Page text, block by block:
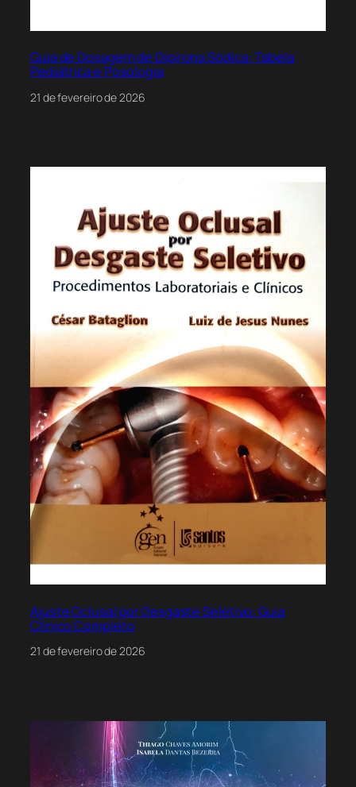
Guia de Dosagem de Dipirona Sódica: Tabela
Pediátrica e Posologia
21 de fevereiro de 2026
Ajuste Oclusal por Desgaste Seletivo: Guia
Clínico Completo
21 de fevereiro de 2026